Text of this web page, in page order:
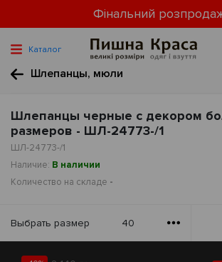
Фінальний
Каталог
Шлепанцы, мюли
Шлепанцы черные с декором
размеров - ШЛ-24773-/1
ШЛ-24773-/1
Наличие: В наличии
Количество на складе -
Выбрать размер 40